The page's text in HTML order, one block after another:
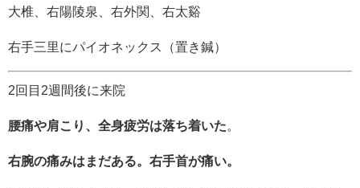
大椎、右陽陵泉、右外関、右太谿
右手三里にパイオネックス（置き鍼）
2回目2週間後に来院
腰痛や肩こり、全身疲労は落ち着いた
右腕の痛みはまだある。右手首が痛い。